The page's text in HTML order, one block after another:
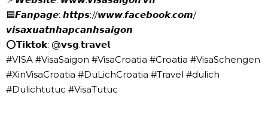
🟦𝙁𝙖𝙣𝙥𝙖𝙜𝙚: 𝙝𝙩𝙩𝙥𝙨://𝙬𝙬𝙬.𝙛𝙖𝙘𝙚𝙗𝙤𝙤𝙠.𝙘𝙤𝙢/
𝙫𝙞𝙨𝙖𝙭𝙪𝙖𝙩𝙣𝙝𝙖𝙥𝙘𝙖𝙣𝙝𝙨𝙖𝙞𝙜𝙤𝙣
⭕𝗧𝗶𝗸𝘁𝗼𝗸: @𝘃𝘀𝗴.𝘁𝗿𝗮𝘃𝗲𝗹
#VISA #VisaSaigon #VisaCroatia #Croatia #VisaSchengen
#XinVisaCroatia #DuLichCroatia #Travel #dulich
#Dulichtutuc #VisaTutuc